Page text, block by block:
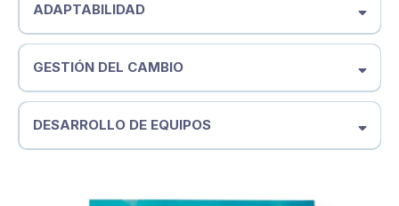
ADAPTABILIDAD
GESTIÓN DEL CAMBIO
DESARROLLO DE EQUIPOS